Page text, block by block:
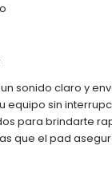
sonido claro y
equipo sin
para brindarte
que el pad